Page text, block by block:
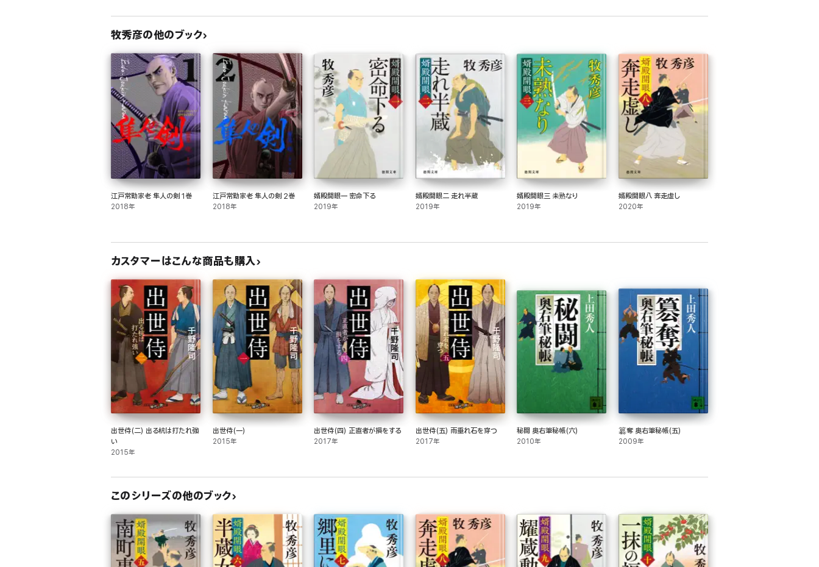
牧秀彦の他のブック
江戸常勤家老 隼人の剣 1巻
2018年
江戸常勤家老 隼人の剣 2巻
2018年
婿殿開眼一 密命下る
2019年
婿殿開眼二 走れ半蔵
2019年
婿殿開眼三 未熟なり
2019年
婿殿開眼八 奔走虚し
2020年
カスタマーはこんな商品も購入
出世侍(二) 出る杭は打たれ強
い
2015年
出世侍(一)
2015年
出世侍(四) 正直者が損をする
2017年
出世侍(五) 雨垂れ石を穿つ
2017年
秘闘 奥右筆秘帳(六)
2010年
簒奪 奥右筆秘帳(五)
2009年
このシリーズの他のブック